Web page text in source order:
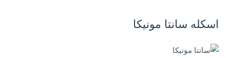
اسکله سانتا مونیکا